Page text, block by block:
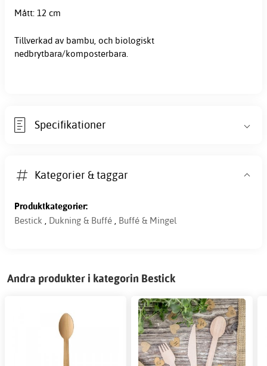
Mått: 12 cm
Tillverkad av bambu, och biologiskt
nedbrytbara/komposterbara.
Specifikationer
Kategorier & taggar
Produktkategorier:
Bestick
Dukning & Buffé Buffé & Mingel
Andra produkter i kategorin Bestick